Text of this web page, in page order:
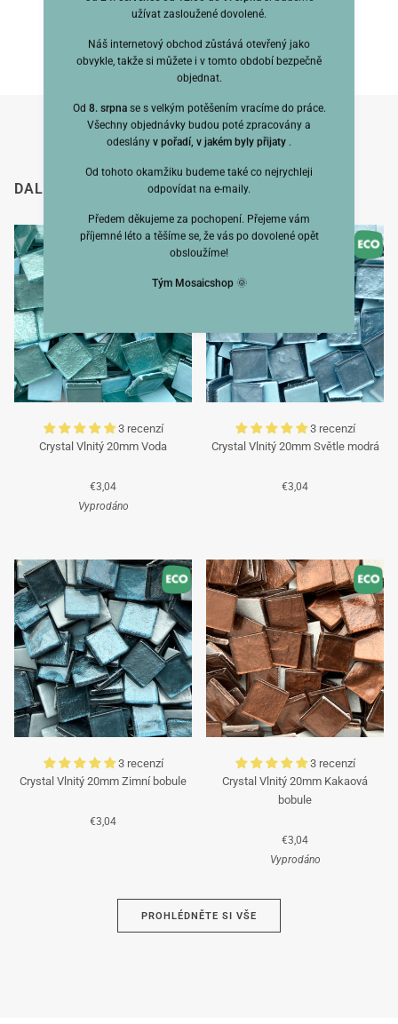
DALŠÍ SI TAKÉ PROHLÉDLI
3 recenzí
Crystal Vlnitý 20mm Voda
€3,04
Vyprodáno
Tyrkysová
3 recenzí
Crystal Vlnitý 20mm Světle modrá
€3,04
3 recenzí
Crystal Vlnitý 20mm Zimní bobule
€3,04
3 recenzí
Crystal Vlnitý 20mm Kakaová
bobule
€3,04
Vyprodáno
PROHLÉDNĚTE SI VŠE
užívat zasloužené dovolené.
Náš internetový obchod zůstává otevřený jako
obvykle, takže si můžete i v tomto období bezpečně
objednat.
Od 8. srpnase s velkým potěšením vracíme do práce.
Všechny objednávky budou poté zpracovány a
odeslány v pořadí, v jakém byly přijaty .
Od tohoto okamžiku budeme také co nejrychleji
odpovídat na e-maily.
Předem děkujeme za pochopení. Přejeme vám
příjemné léto a těšíme se, že vás po dovolené opět
obsloužíme!
Tým Mosaicshop🌞